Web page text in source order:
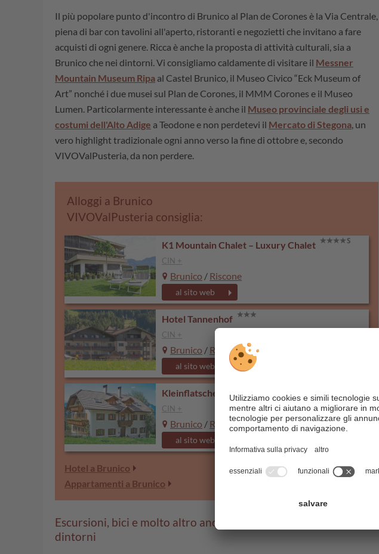
Il più popolare punto d'incontro di Brunico al Plan de Corones è la Via Centrale,
piena di bar con tavolini all'aperto, ristoranti e negozietti che invitano a fare
acquisti di ogni genere. Ricca è anche la proposta di attività culturali, sia a
Brunico che nei dintorni. Vi consigliamo caldamente di visitare il Messner
Mountain Museum Ripa al Castel Brunico, il Museo Civico “Eck Museum of
Art” nonché i due musei sul Plan de Corones, il MMM Corones e il Museo
Lumen. Particolarmente interessante è anche il Museo provinciale degli usi e
costumi dell'Alto Adige a Teodone e non perdetevi il Mercato di Stegona, un
vero highlight tradizionale ogni anno verso la fine di ottobre e, secondo
VIVOValPusteria, da non perdere.
Alloggi a Brunico
VIVOValPusteria consiglia:
K1 Mountain Chalet – Luxury Chalet
CIN +
Brunico / Riscone
al sito web
Hotel Tannenhof
CIN +
Brunico / Riscone
al sito web
Kleinflatscherhof
CIN +
Brunico / Riscone
al sito web
Hotel a Brunico
Appartamenti a Brunico
Escursioni, bici e molto altro ancora a Brunico e nei bellissimi
dintorni